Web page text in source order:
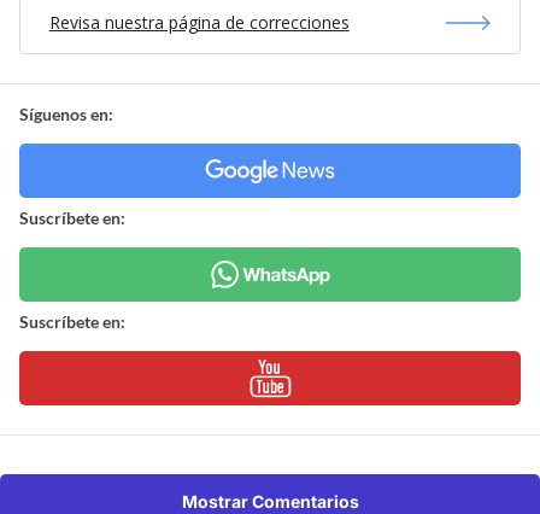
Revisa nuestra página de correcciones
Síguenos en:
Suscríbete en:
Suscríbete en:
Mostrar Comentarios